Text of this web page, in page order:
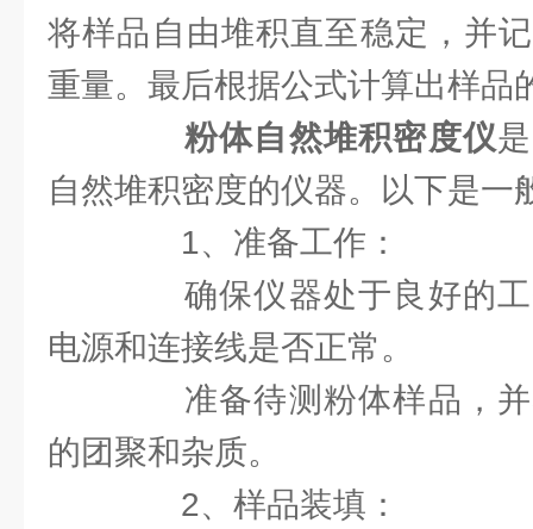
将样品自由堆积直至稳定，并
重量。最后根据公式计算出样品
粉体自然堆积密度仪
自然堆积密度的仪器。以下是一
1、准备工作：
确保仪器处于良好的工
电源和连接线是否正常。
准备待测粉体样品，并
的团聚和杂质。
2、样品装填：